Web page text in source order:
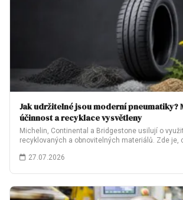
Jak udržitelné jsou moderní pneumatiky?
účinnost a recyklace vysvětleny
Michelin, Continental a Bridgestone usilují o
recyklovaných a obnovitelných materiálů. Zde je,
27.07.2026